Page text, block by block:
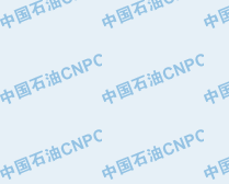
·中国石油抚顺石化公司
·托肯恒山科技（广州）有限公司
·中国石油兰州石油化工公司
·大庆油田有限责任公司
·中国石油辽河油田分公司